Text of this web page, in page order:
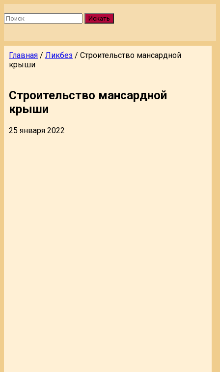
Искать
Главная / Ликбез / Строительство мансардной
крыши
Строительство мансардной
крыши
25 января 2022